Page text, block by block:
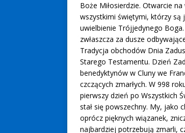
Boże Miłosierdzie. Otwarcie
wszystkimi świętymi, którzy są
uwielbienie Trójjedynego
zwłaszcza za dusze
Tradycja obchodów Dnia
Starego Testamentu. Dzień
benedyktynów w Cluny we
czczących zmarłych. W 998
pierwszy dzień po Wszystkich
stał się powszechny. My, jako
oprócz pięknych wiązanek,
najbardziej potrzebują zmarli,